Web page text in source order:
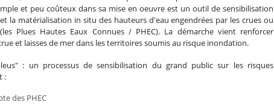
et peu coûteux dans sa mise en oeuvre est un outil de sensibilisation
la matérialisation in situ des hauteurs d'eau engendrées par les crues ou
Plues Hautes Eaux Connues / PHEC). La démarche vient renforcer
et laisses de mer dans les territoires soumis au risque inondation.
: un processus de sensibilisation du grand public sur les risques
:
des PHEC